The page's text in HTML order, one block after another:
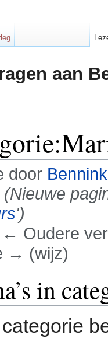
aan
door
(Nieuwe
')
Oudere
→ (wijz)
in